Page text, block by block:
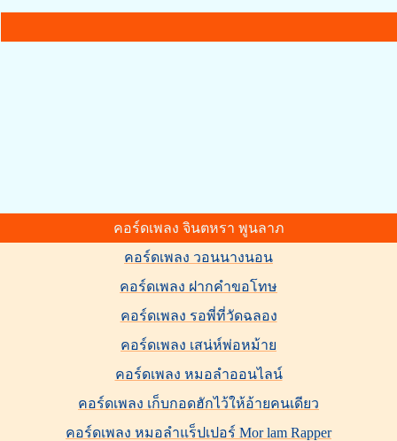
คอร์ดเพลง จินตหรา พูนลาภ
คอร์ดเพลง วอนนางนอน
คอร์ดเพลง ฝากคำขอโทษ
คอร์ดเพลง รอพี่ที่วัดฉลอง
คอร์ดเพลง เสน่ห์พ่อหม้าย
คอร์ดเพลง หมอลำออนไลน์
คอร์ดเพลง เก็บกอดฮักไว้ให้อ้ายคนเดียว
คอร์ดเพลง หมอลำแร็ปเปอร์ Mor lam Rapper